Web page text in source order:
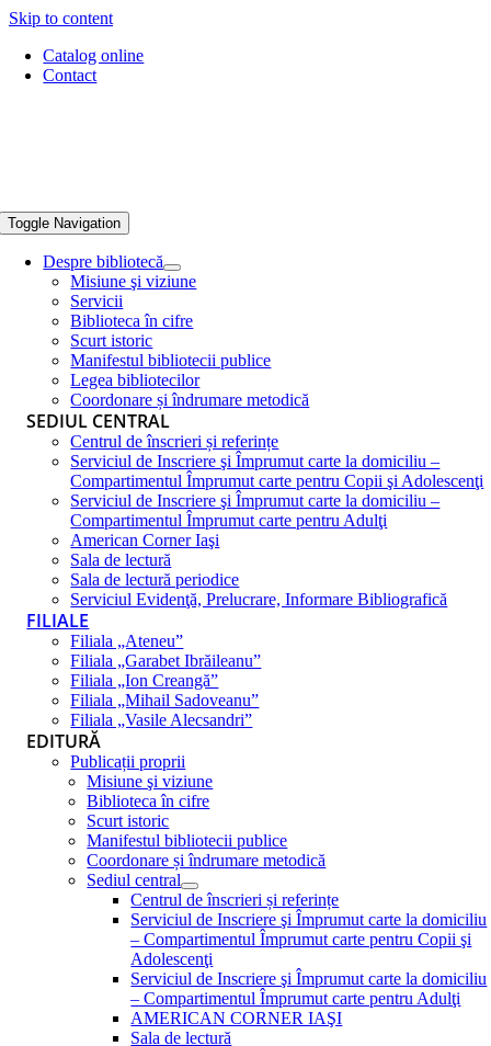
Skip to content
Catalog online
Contact
Toggle Navigation
Despre bibliotecă
Misiune şi viziune
Servicii
Biblioteca în cifre
Scurt istoric
Manifestul bibliotecii publice
Legea bibliotecilor
Coordonare și îndrumare metodică
SEDIUL CENTRAL
Centrul de înscrieri și referințe
Serviciul de Inscriere şi Împrumut carte la domiciliu –
Compartimentul Împrumut carte pentru Copii şi Adolescenţi
Serviciul de Inscriere şi Împrumut carte la domiciliu –
Compartimentul Împrumut carte pentru Adulţi
American Corner Iaşi
Sala de lectură
Sala de lectură periodice
Serviciul Evidenţă, Prelucrare, Informare Bibliografică
FILIALE
Filiala „Ateneu”
Filiala „Garabet Ibrăileanu”
Filiala „Ion Creangă”
Filiala „Mihail Sadoveanu”
Filiala „Vasile Alecsandri”
EDITURĂ
Publicații proprii
Misiune şi viziune
Biblioteca în cifre
Scurt istoric
Manifestul bibliotecii publice
Coordonare și îndrumare metodică
Sediul central
Centrul de înscrieri și referințe
Serviciul de Inscriere şi Împrumut carte la domiciliu
– Compartimentul Împrumut carte pentru Copii şi
Adolescenţi
Serviciul de Inscriere şi Împrumut carte la domiciliu
– Compartimentul Împrumut carte pentru Adulţi
AMERICAN CORNER IAŞI
Sala de lectură